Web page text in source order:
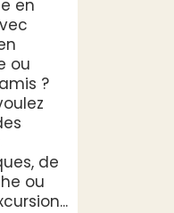
en
ou
?
de
ou